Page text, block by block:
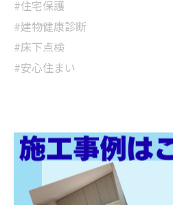
#住宅保護
#建物健康診断
#床下点検
#安心住まい
< 前のページ